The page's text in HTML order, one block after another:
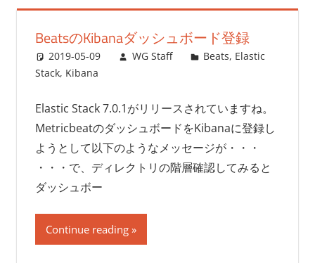
BeatsのKibanaダッシュボード登録
2019-05-09 WG Staff Beats, Elastic
Stack, Kibana
Elastic Stack 7.0.1がリリースされていますね。
MetricbeatのダッシュボードをKibanaに登録し
ようとして以下のようなメッセージが・・・
・・・で、ディレクトリの階層確認してみると
ダッシュボー
Continue reading